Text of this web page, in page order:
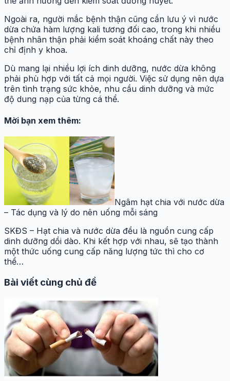
Ngoài ra, người mắc bệnh thận cũng cần lưu ý vì nước
dừa chứa hàm lượng kali tương đối cao, trong khi nhiều
bệnh nhân thận phải kiểm soát khoáng chất này theo
chỉ định y khoa.
Dù mang lại nhiều lợi ích dinh dưỡng, nước dừa không
phải phù hợp với tất cả mọi người. Việc sử dụng nên dựa
trên tình trạng sức khỏe, nhu cầu dinh dưỡng và mức
độ dung nạp của từng cá thể.
Mời bạn xem thêm:
Ngâm hạt chia với nước dừa
– Tác dụng và lý do nên uống mỗi sáng
SKĐS – Hạt chia và nước dừa đều là nguồn cung cấp
dinh dưỡng dồi dào. Khi kết hợp với nhau, sẽ tạo thành
một thức uống cung cấp năng lượng tức thì cho cơ
thể…
Bài viết cùng chủ đề